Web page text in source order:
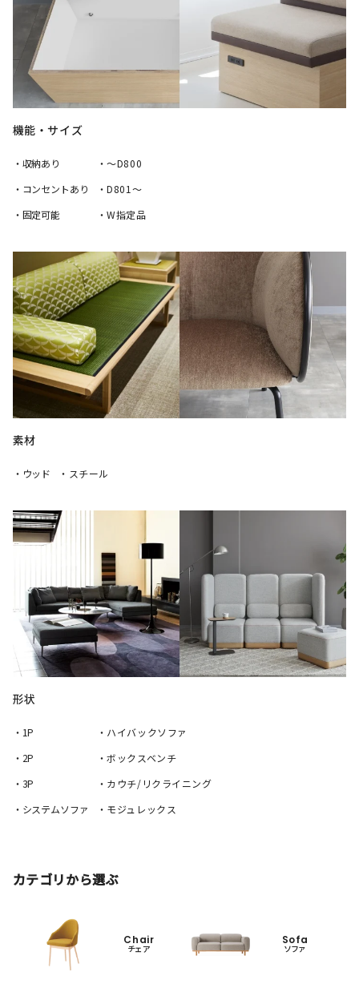
機能・サイズ
・収納あり
・コンセントあり
・固定可能
・～D800
・D801～
・W指定品
素材
・ウッド ・スチール
形状
・1P
・2P
・3P
・システムソファ
・ハイバックソファ
・ボックスベンチ
・カウチ/リクライニング
・モジュレックス
カテゴリから選ぶ
Chair
チェア
Sofa
ソファ